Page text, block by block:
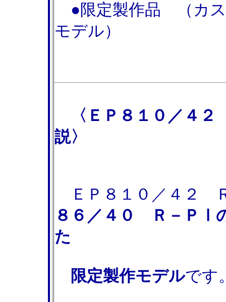
●限定製作品 （カス
モデル）
〈ＥＰ８１０／４
説〉
ＥＰ８１０／４２
８６／４０ Ｒ－ＰⅠ
た
限定製作モデルです